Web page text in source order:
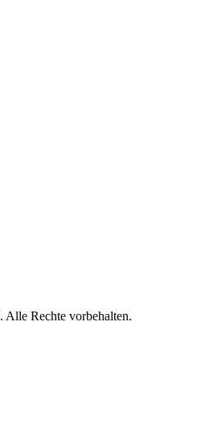
. Alle Rechte vorbehalten.